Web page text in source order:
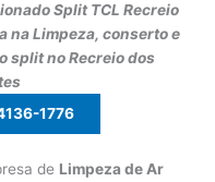
Split TCL Recreio
na Limpeza, conserto e
split no Recreio dos
1776
de Limpeza de Ar